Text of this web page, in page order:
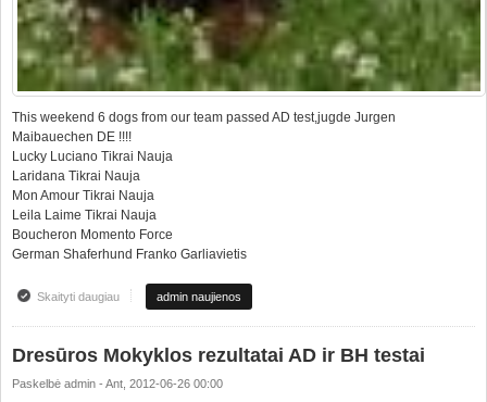
This weekend 6 dogs from our team passed AD test,jugde Jurgen
Maibauechen DE !!!!
Lucky Luciano Tikrai Nauja
Laridana Tikrai Nauja
Mon Amour Tikrai Nauja
Leila Laime Tikrai Nauja
Boucheron Momento Force
German Shaferhund Franko Garliavietis
Skaityti daugiauapie Tikrai Nauja Training school results AD test!!!!
admin naujienos
Dresūros Mokyklos rezultatai AD ir BH testai
Paskelbė admin - Ant, 2012-06-26 00:00